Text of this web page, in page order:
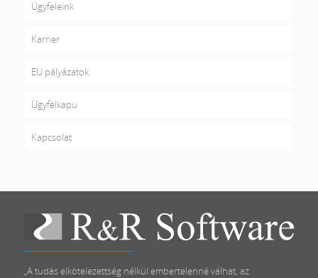
Ügyfeleink
Karrier
EU pályázatok
Ügyfélkapu
Kapcsolat
„A tudás elkötelezettség nélkül embertelenné válhat, az